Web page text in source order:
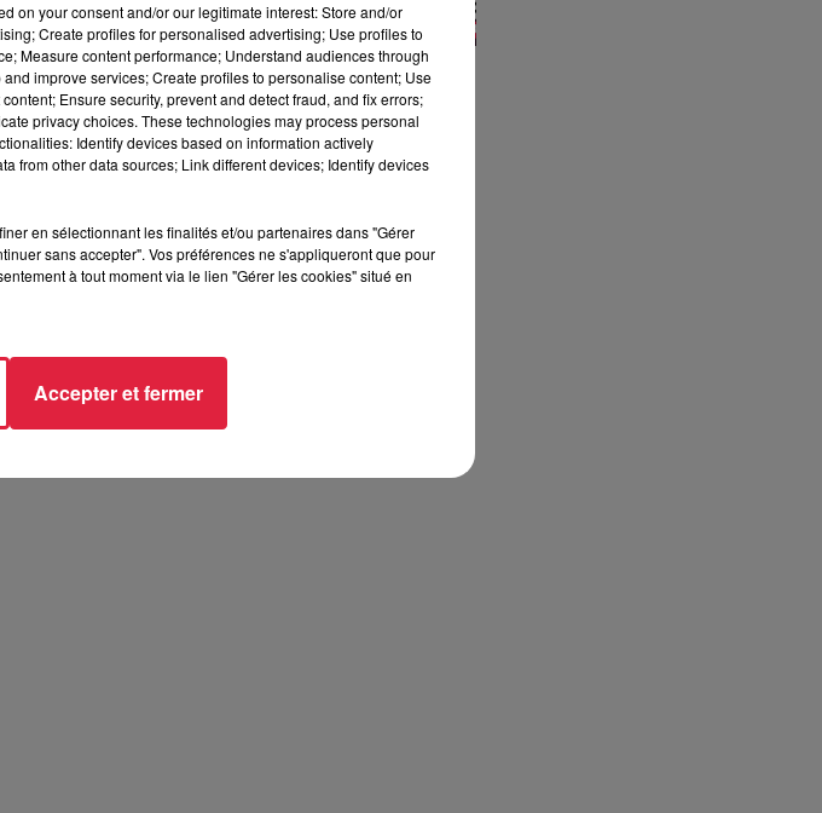
on your consent and/or our legitimate interest: Store and/or
Create profiles for personalised advertising; Use profiles to
Measure content performance; Understand audiences through
improve services; Create profiles to personalise content; Use
Ensure security, prevent and detect fraud, and fix errors;
privacy choices. These technologies may process personal
Identify devices based on information actively
from other data sources; Link different devices; Identify devices
en sélectionnant les finalités et/ou partenaires dans "Gérer
sans accepter". Vos préférences ne s'appliqueront que pour
à tout moment via le lien "Gérer les cookies" situé en
Accepter et fermer